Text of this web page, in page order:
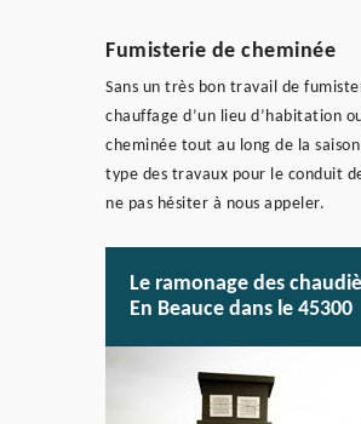
Fumisterie de cheminée
Sans un très bon travail de
chauffage d’un lieu d’habitation
cheminée tout au long de la
type des travaux pour le conduit
ne pas hésiter à nous appeler.
Le ramonage des
En Beauce dans le 45300